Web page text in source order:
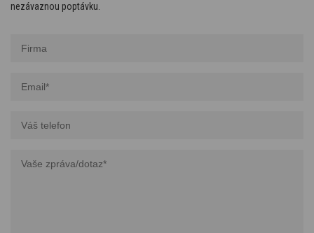
nezávaznou poptávku.